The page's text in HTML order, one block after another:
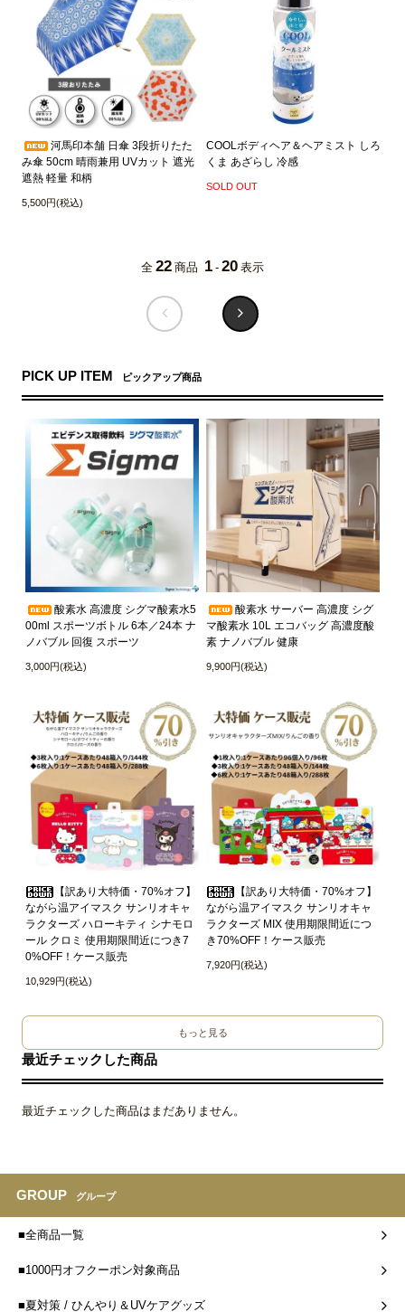
河馬印本舗 日傘 3段折りたた
み傘 50cm 晴雨兼用 UVカット 遮光
遮熱 軽量 和柄
5,500円(税込)
COOLボディヘア＆ヘアミスト しろ
くま あざらし 冷感
SOLD OUT
全 22 商品 1 - 20 表示
PICK UP ITEM ピックアップ商品
酸素水 高濃度 シグマ酸素水5
00ml スポーツボトル 6本／24本 ナ
ノバブル 回復 スポーツ
3,000円(税込)
酸素水 サーバー 高濃度 シグ
マ酸素水 10L エコバッグ 高濃度酸
素 ナノバブル 健康
9,900円(税込)
【訳あり大特価・70%オフ】
ながら温アイマスク サンリオキャ
ラクターズ ハローキティ シナモロ
ール クロミ 使用期限間近につき7
0%OFF！ケース販売
10,929円(税込)
【訳あり大特価・70%オフ】
ながら温アイマスク サンリオキャ
ラクターズ MIX 使用期限間近につ
き70%OFF！ケース販売
7,920円(税込)
もっと見る
最近チェックした商品
最近チェックした商品はまだありません。
GROUP グループ
■全商品一覧
■1000円オフクーポン対象商品
■夏対策 / ひんやり＆UVケアグッズ